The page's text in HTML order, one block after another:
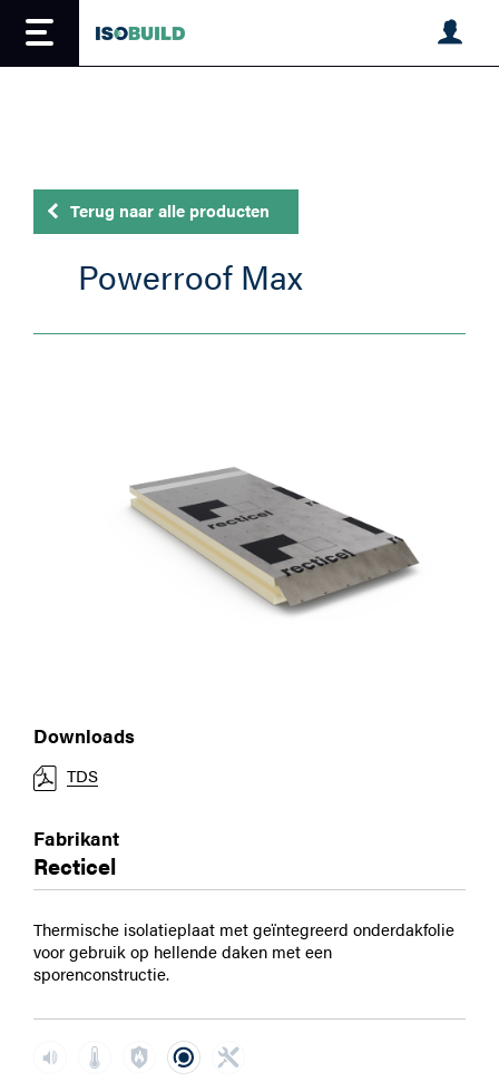
Terug naar alle producten
Powerroof Max
Downloads
TDS
Fabrikant
Recticel
Thermische isolatieplaat met geïntegreerd onderdakfolie
voor gebruik op hellende daken met een
sporenconstructie.